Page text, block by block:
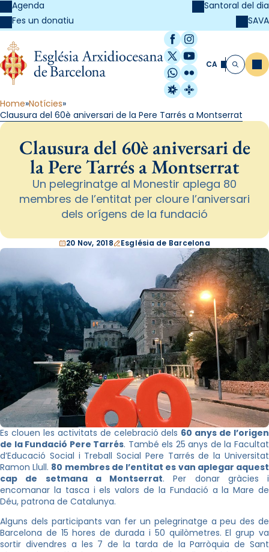
Agenda
Fes un donatiu
Santoral del dia
SAVA
Facebook
Instagram
X / Twitter
YouTube
WhatsApp
Flickr
Radio Estel
Catalunya
CA Cerca
Home Notícies
Clausura del 60è aniversari de la Pere Tarrés a Montserrat
Clausura del 60è aniversari de
la Pere Tarrés a Montserrat
Un pelegrinatge al Monestir aplega 80
membres de l’entitat per cloure l’aniversari
dels orígens de la fundació
20 Nov, 2018 Església de Barcelona
Es clouen les activitats de celebració dels 60 anys de l’origen
de la Fundació Pere Tarrés. També els 25 anys de la Facultat
d’Educació Social i Treball Social Pere Tarrés de la Universitat
Ramon Llull. 80 membres de l’entitat es van aplegar aquest
cap de setmana a Montserrat. Per donar gràcies i
encomanar la tasca i els valors de la Fundació a la Mare de
Déu, patrona de Catalunya.
Alguns dels participants van fer un pelegrinatge a peu des de
Barcelona de 15 hores de durada i 50 quilòmetres. El grup va
sortir divendres a les 7 de la tarda de la Parròquia de Sant